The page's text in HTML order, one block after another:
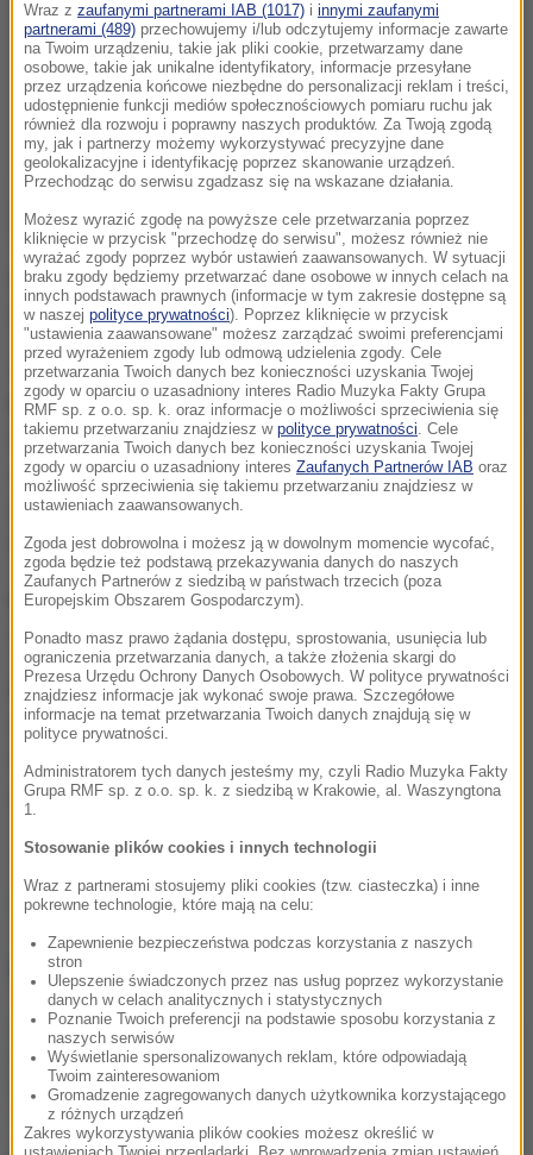
Do wypadku doszło w kopalni Wujek Ruch Śląsk o
godzinie 4:30.
4-osobowa brygada remontowa pracowała w szybie
ponad 900 metrów pod ziemią. Górnicy zakładali tam
specjalne poziome siatki zabezpieczające. Nagle na
oczach kolegów jeden z pracowników wpadł do
szybu. Mężczyzna spadł ponad sto metrów w dół, aż
do szybowego dna.
Był doświadczonym pracownikiem z 15-letnim
stażem.
Pracujący w szybie górnicy powinni mieć na sobie
specjalny sprzęt zabezpieczający. Specjaliści z
Wyższego Urzędu Górniczego na miejscu
wyjaśniają, dlaczego mężczyzna spadł.
(j.)
Źródło: RMF FM
NAJWAŻNIEJSZE FAKTY
Niebezpieczne zachowanie
kierowcy miejskiego
przepisy”
Wraz z zaufanymi partnerami IAB (1017) i innymi zaufanymi
partnerami (489) przechowujemy i/lub odczytujemy informacje zawarte
na Twoim urządzeniu, takie jak pliki cookie, przetwarzamy dane
osobowe, takie jak unikalne identyfikatory, informacje przesyłane
przez urządzenia końcowe niezbędne do personalizacji reklam i treści,
udostępnienie funkcji mediów społecznościowych pomiaru ruchu jak
również dla rozwoju i poprawny naszych produktów. Za Twoją zgodą
my, jak i partnerzy możemy wykorzystywać precyzyjne dane
geolokalizacyjne i identyfikację poprzez skanowanie urządzeń.
Przechodząc do serwisu zgadzasz się na wskazane działania.
Możesz wyrazić zgodę na powyższe cele przetwarzania poprzez
kliknięcie w przycisk "przechodzę do serwisu", możesz również nie
wyrażać zgody poprzez wybór ustawień zaawansowanych. W sytuacji
braku zgody będziemy przetwarzać dane osobowe w innych celach na
innych podstawach prawnych (informacje w tym zakresie dostępne są
w naszej polityce prywatności). Poprzez kliknięcie w przycisk
"ustawienia zaawansowane" możesz zarządzać swoimi preferencjami
przed wyrażeniem zgody lub odmową udzielenia zgody. Cele
przetwarzania Twoich danych bez konieczności uzyskania Twojej
zgody w oparciu o uzasadniony interes Radio Muzyka Fakty Grupa
RMF sp. z o.o. sp. k. oraz informacje o możliwości sprzeciwienia się
takiemu przetwarzaniu znajdziesz w polityce prywatności . Cele
przetwarzania Twoich danych bez konieczności uzyskania Twojej
zgody w oparciu o uzasadniony interes Zaufanych Partnerów IAB oraz
możliwość sprzeciwienia się takiemu przetwarzaniu znajdziesz w
ustawieniach zaawansowanych.
Zgoda jest dobrowolna i możesz ją w dowolnym momencie wycofać,
zgoda będzie też podstawą przekazywania danych do naszych
Zaufanych Partnerów z siedzibą w państwach trzecich (poza
Europejskim Obszarem Gospodarczym).
Ponadto masz prawo żądania dostępu, sprostowania, usunięcia lub
ograniczenia przetwarzania danych, a także złożenia skargi do
Prezesa Urzędu Ochrony Danych Osobowych. W polityce prywatności
znajdziesz informacje jak wykonać swoje prawa. Szczegółowe
informacje na temat przetwarzania Twoich danych znajdują się w
polityce prywatności.
Administratorem tych danych jesteśmy my, czyli Radio Muzyka Fakty
Grupa RMF sp. z o.o. sp. k. z siedzibą w Krakowie, al. Waszyngtona
1.
Stosowanie plików cookies i innych technologii
Wraz z partnerami stosujemy pliki cookies (tzw. ciasteczka) i inne
pokrewne technologie, które mają na celu:
Zapewnienie bezpieczeństwa podczas korzystania z naszych
stron
Ulepszenie świadczonych przez nas usług poprzez wykorzystanie
danych w celach analitycznych i statystycznych
Poznanie Twoich preferencji na podstawie sposobu korzystania z
naszych serwisów
Wyświetlanie spersonalizowanych reklam, które odpowiadają
Twoim zainteresowaniom
Gromadzenie zagregowanych danych użytkownika korzystającego
z różnych urządzeń
Zakres wykorzystywania plików cookies możesz określić w